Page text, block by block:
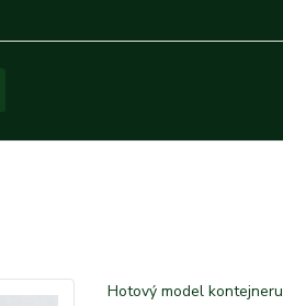
Hotový model